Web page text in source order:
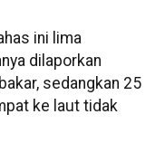
ini lima
dilaporkan
sedangkan 25
ke laut tidak